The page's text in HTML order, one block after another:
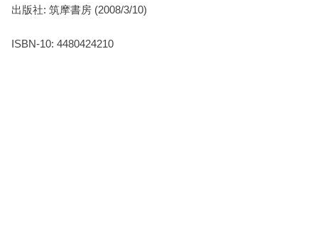
出版社: 筑摩書房 (2008/3/10)
ISBN-10: 4480424210